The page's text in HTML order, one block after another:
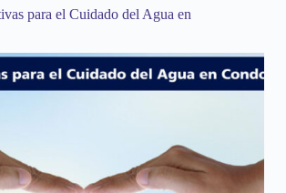
para el Cuidado del Agua en